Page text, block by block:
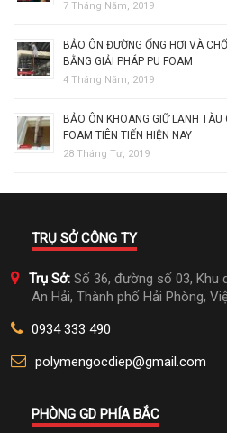
7 Tháng Năm, 2019
BẢO ÔN ĐƯỜNG ỐNG HƠI VÀ
BẰNG GIẢI PHÁP PU FOAM
4 Tháng Năm, 2019
BẢO ÔN KHOANG GIỮ LẠNH TÀU
FOAM TIÊN TIẾN HIỆN NAY
28 Tháng Tư, 2019
TRỤ SỞ CÔNG TY
Trụ Sở:Số 36, đường số 03, Khu
An Hải, Thành phố Hải Phòng,
0934 333 490
polymengocdiep@gmail.com
PHÒNG GD PHÍA BẮC